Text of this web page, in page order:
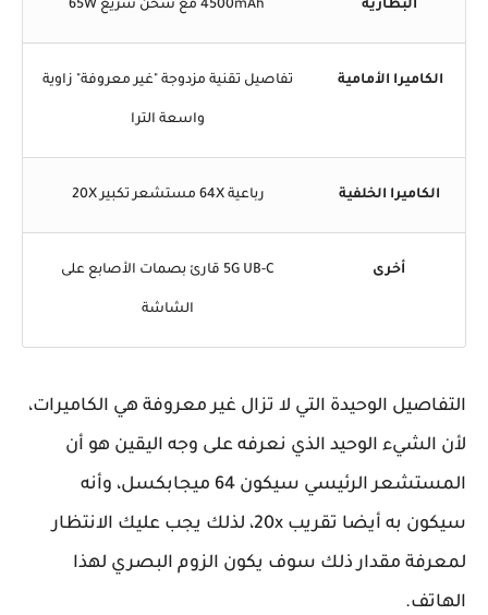
البطارية
الكاميرا الأمامية تفاصيل تقنية مزدوجة "غير معروفة" زاوية
واسعة الترا
الكاميرا الخلفية رباعية 64X مستشعر تكبير 20X
أخرى 5G UB-C قارئ بصمات الأصابع على
الشاشة
التفاصيل الوحيدة التي لا تزال غير معروفة هي الكاميرات،
لأن الشيء الوحيد الذي نعرفه على وجه اليقين هو أن
المستشعر الرئيسي سيكون 64 ميجابكسل، وأنه
سيكون به أيضا تقريب 20x، لذلك يجب عليك الانتظار
لمعرفة مقدار ذلك سوف يكون الزوم البصري لهذا
الهاتف.